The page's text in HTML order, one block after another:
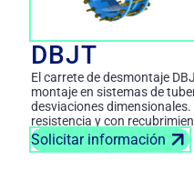
DBJT
El carrete de desmontaje
montaje en sistemas de
desviaciones
resistencia y con
Solicitar información